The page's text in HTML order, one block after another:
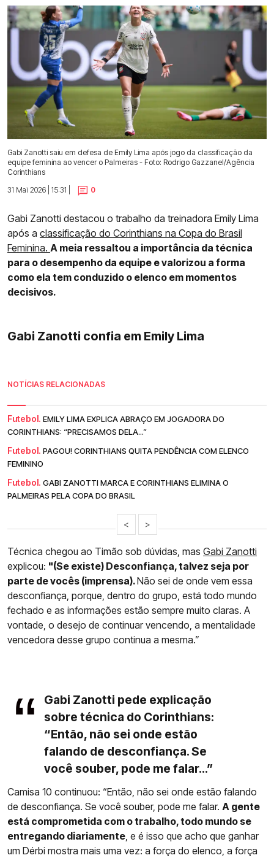
Gabi Zanotti saiu em defesa de Emily Lima após jogo da classificação da
equipe feminina ao vencer o Palmeiras - Foto: Rodrigo Gazzanel/Agência
Corinthians
31 Mai 2026 | 15:31 |
0
Gabi Zanotti destacou o trabalho da treinadora Emily Lima
após a classificação do Corinthians na Copa do Brasil
Feminina. A meia ressaltou a importância da técnica
para o desempenho da equipe e valorizou a forma
como ela tem conduzido o elenco em momentos
decisivos.
Gabi Zanotti confia em Emily Lima
NOTÍCIAS RELACIONADAS
Futebol. EMILY LIMA EXPLICA ABRAÇO EM JOGADORA DO
CORINTHIANS: “PRECISAMOS DELA...”
Futebol. PAGOU! CORINTHIANS QUITA PENDÊNCIA COM ELENCO
FEMININO
Futebol. GABI ZANOTTI MARCA E CORINTHIANS ELIMINA O
PALMEIRAS PELA COPA DO BRASIL
< >
Técnica chegou ao Timão sob dúvidas, mas Gabi Zanotti
explicou: "(Se existe) Desconfiança, talvez seja por
parte de vocês (imprensa).Não sei de onde vem essa
desconfiança, porque, dentro do grupo, está todo mundo
fechado e as informações estão sempre muito claras. A
vontade, o desejo de continuar vencendo, a mentalidade
vencedora desse grupo continua a mesma.”
Gabi Zanotti pede explicação
sobre técnica do Corinthians:
“Então, não sei onde estão
falando de desconfiança. Se
você souber, pode me falar...”
Camisa 10 continuou: “Então, não sei onde estão falando
de desconfiança. Se você souber, pode me falar. A gente
está comprometida com o trabalho, todo mundo se
entregando diariamente, e é isso que acho que ganhar
um Dérbi mostra mais uma vez: a força do elenco, a força